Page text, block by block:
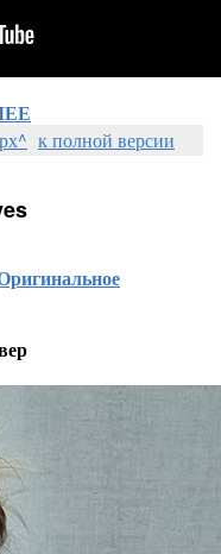
к полной версии